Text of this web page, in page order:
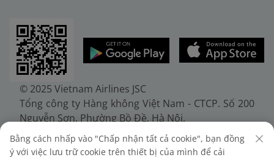
© 2025 Vietnam Airlines JSC
Tổng công ty Hàng không Việt Nam - CTCP. Số 200
Nguyễn Sơn, Phường Bồ Đề, Hà Nội.
Điện thoại: (+84-24) 38272289. Fax: (+84-24)
38722375
Bằng cách nhấp vào "Chấp nhận tất cả cookie", bạn đồng
ý với việc lưu trữ cookie trên thiết bị của mình để cải